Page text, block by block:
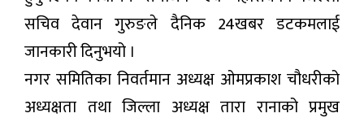
सचिव देवान गुरुङले दैनिक 24खबर डटकमलाई
जानकारी दिनुभयो ।
नगर समितिका निवर्तमान अध्यक्ष ओमप्रकाश चौधरीको
अध्यक्षता तथा जिल्ला अध्यक्ष तारा रानाको प्रमुख